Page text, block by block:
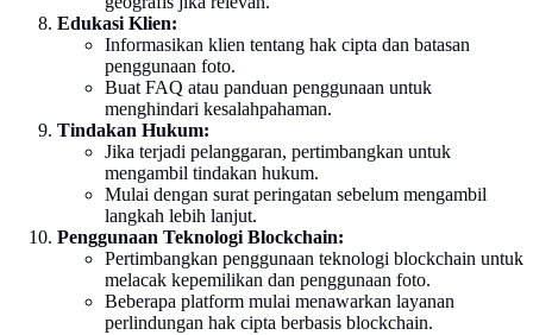
Edukasi Klien:
Informasikan klien tentang hak cipta dan batasan
penggunaan foto.
Buat FAQ atau panduan penggunaan untuk
menghindari kesalahpahaman.
Tindakan Hukum:
Jika terjadi pelanggaran, pertimbangkan untuk
mengambil tindakan hukum.
Mulai dengan surat peringatan sebelum mengambil
langkah lebih lanjut.
Penggunaan Teknologi Blockchain:
Pertimbangkan penggunaan teknologi blockchain untuk
melacak kepemilikan dan penggunaan foto.
Beberapa platform mulai menawarkan layanan
perlindungan hak cipta berbasis blockchain.